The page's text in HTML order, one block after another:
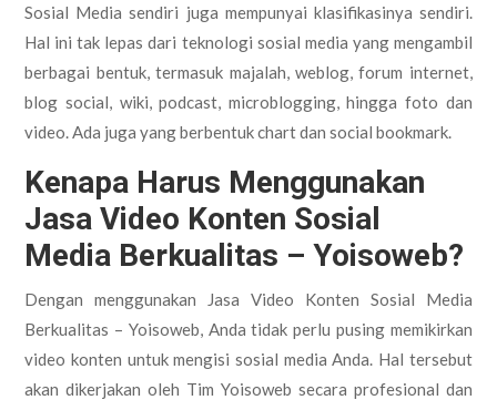
Sosial Media sendiri juga mempunyai klasifikasinya sendiri.
Hal ini tak lepas dari teknologi sosial media yang mengambil
berbagai bentuk, termasuk majalah, weblog, forum internet,
blog social, wiki, podcast, microblogging, hingga foto dan
video. Ada juga yang berbentuk chart dan social bookmark.
Kenapa Harus Menggunakan
Jasa Video Konten Sosial
Media Berkualitas – Yoisoweb?
Dengan menggunakan Jasa Video Konten Sosial Media
Berkualitas – Yoisoweb, Anda tidak perlu pusing memikirkan
video konten untuk mengisi sosial media Anda. Hal tersebut
akan dikerjakan oleh Tim Yoisoweb secara profesional dan